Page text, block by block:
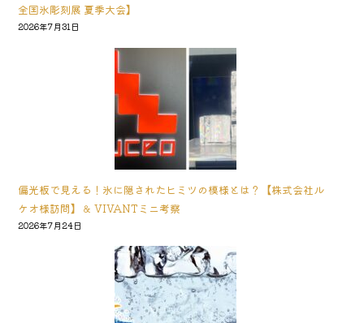
全国氷彫刻展 夏季大会】
2026年7月31日
偏光板で見える！氷に隠されたヒミツの模様とは？【株式会社ル
ケオ様訪問】＆ VIVANTミニ考察
2026年7月24日